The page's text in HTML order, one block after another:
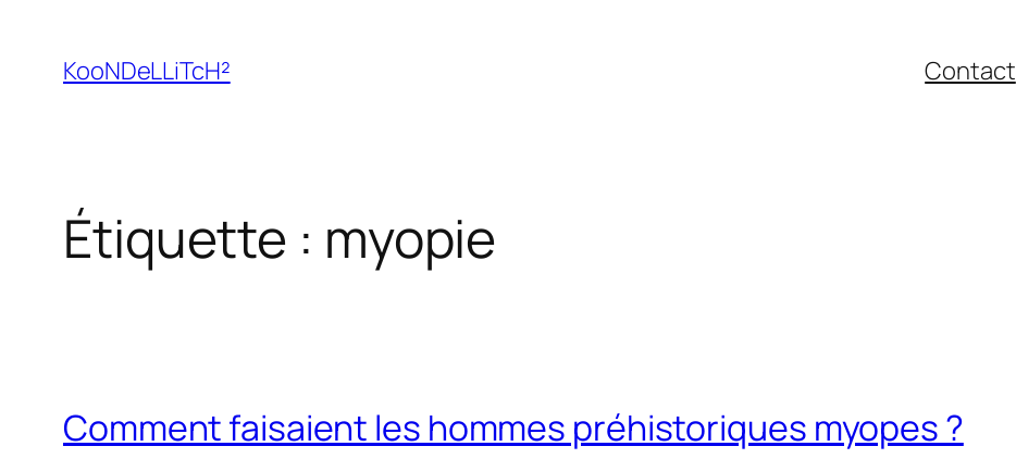
contenu
KooNDeLLiTcH² Contact
Étiquette : myopie
Comment faisaient les hommes préhistoriques myopes ?